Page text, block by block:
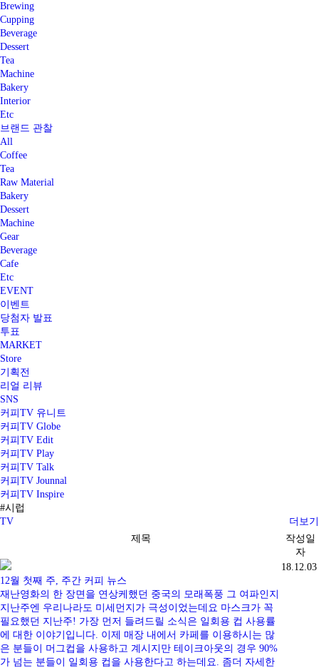
Brewing
Cupping
Beverage
Dessert
Tea
Machine
Bakery
Interior
Etc
브랜드 관찰
All
Coffee
Tea
Raw Material
Bakery
Dessert
Machine
Gear
Beverage
Cafe
Etc
EVENT
이벤트
당첨자 발표
투표
MARKET
Store
기획전
리얼 리뷰
SNS
커피TV 유니트
커피TV Globe
커피TV Edit
커피TV Play
커피TV Talk
커피TV Jounnal
커피TV Inspire
#시럽
TV
더보기
제목
작성일
자
12월 첫째 주, 주간 커피 뉴스
재난영화의 한 장면을 연상케했던 중국의 모래폭풍 그 여파인지
지난주엔 우리나라도 미세먼지가 극성이었는데요 마스크가 꼭
필요했던 지난주! 가장 먼저 들려드릴 소식은 일회용 컵 사용률
에 대한 이야기입니다. 이제 매장 내에서 카페를 이용하시는 많
은 분들이 머그컵을 사용하고 계시지만 테이크아웃의 경우 90%
가 넘는 분들이 일회용 컵을 사용한다고 하는데요. 좀더 자세한
18.12.03